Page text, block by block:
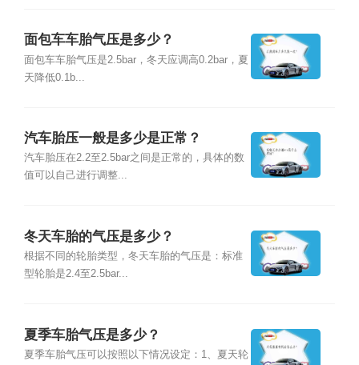
面包车车胎气压是多少？
面包车车胎气压是2.5bar，冬天应调高0.2bar，夏
天降低0.1b...
汽车胎压一般是多少是正常？
汽车胎压在2.2至2.5bar之间是正常的，具体的数
值可以自己进行调整...
冬天车胎的气压是多少？
根据不同的轮胎类型，冬天车胎的气压是：标准
型轮胎是2.4至2.5bar...
夏季车胎气压是多少？
夏季车胎气压可以按照以下情况设定：1、夏天轮